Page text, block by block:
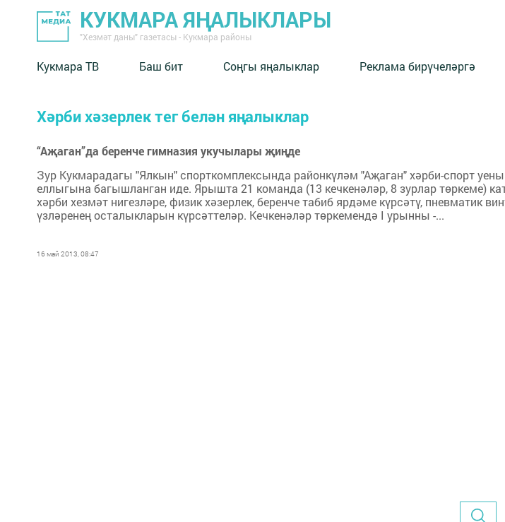
КУКМАРА ЯҢАЛЫКЛАРЫ
"Хезмәт даны" газетасы - Кукмара районы
Кукмара ТВ Баш бит Соңгы яңалыклар Реклама бирүчеләргә
Хәрби хәзерлек тег белән яңалыклар
“Аҗаган”да беренче гимназия укучылары җиңде
Зур Кукмарадагы "Ялкын" спорткомплексында районкүләм "Аҗаган" хәрби-спорт
еллыгына багышланган иде. Ярышта 21 команда (13 кечкенәләр, 8 зурлар төркеме)
хәрби хезмәт нигезләре, физик хәзерлек, беренче табиб ярдәме күрсәтү, пневматик
үзләренең осталыкларын күрсәттеләр. Кечкенәләр төркемендә I урынны -...
16 май 2013, 08:47